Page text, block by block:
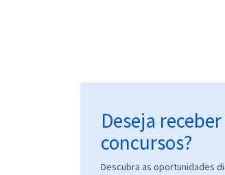
Deseja
concursos?
Descubra as oportunidades